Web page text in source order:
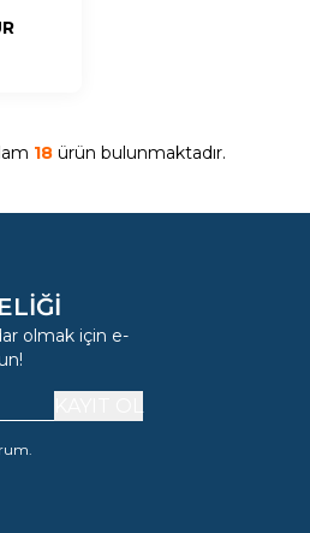
18ürün bulunmaktadır.
olmak için e-